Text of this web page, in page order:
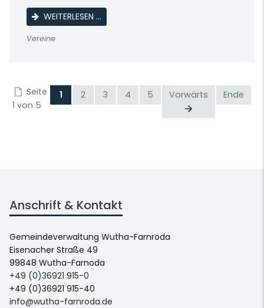
WEITERLESEN …LINE DANCE
Vereine
Seite
1 von 5
1 2 3 4 5 Vorwärts Ende
Anschrift & Kontakt
Gemeindeverwaltung Wutha-Farnroda
Eisenacher Straße 49
99848 Wutha-Farnoda
+49 (0)36921 915-0
+49 (0)36921 915-40
info@wutha-farnroda.de